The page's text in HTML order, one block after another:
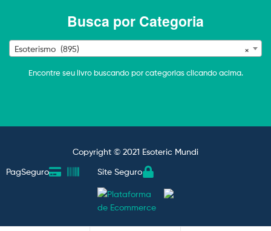
Busca por Categoria
×
Esoterismo (895)
Encontre seu livro buscando por categorias clicando acima.
Copyright © 2021 Esoteric Mundi
PagSeguro
Site Seguro